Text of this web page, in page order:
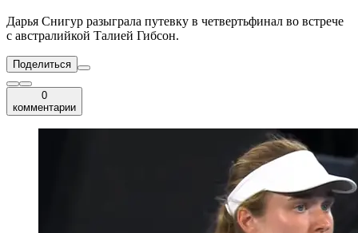
Дарья Снигур разыграла путевку в четвертьфинал во встрече
с австралийкой Талией Гибсон.
Поделиться
0
комментарии